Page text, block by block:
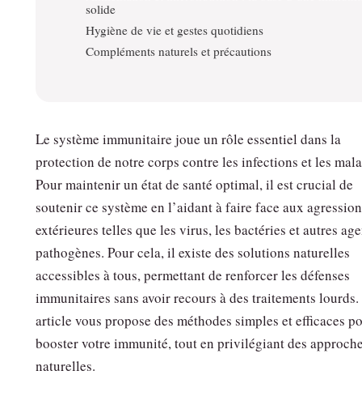
solide
Hygiène de vie et gestes quotidiens
Compléments naturels et précautions
Le système immunitaire joue un rôle essentiel dans la
protection de notre corps contre les infections et les
Pour maintenir un état de santé optimal, il est crucial de
soutenir ce système en l’aidant à faire face aux
extérieures telles que les virus, les bactéries et autres
pathogènes. Pour cela, il existe des solutions naturelles
accessibles à tous, permettant de renforcer les défenses
immunitaires sans avoir recours à des traitements lourds.
article vous propose des méthodes simples et efficaces
booster votre immunité, tout en privilégiant des
naturelles.